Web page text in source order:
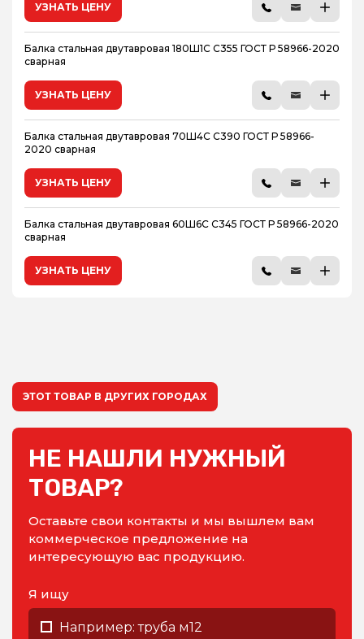
УЗНАТЬ ЦЕНУ
Балка стальная двутавровая 180Ш1С С355 ГОСТ Р 58966-2020
сварная
УЗНАТЬ ЦЕНУ
Балка стальная двутавровая 70Ш4С С390 ГОСТ Р 58966-
2020 сварная
УЗНАТЬ ЦЕНУ
Балка стальная двутавровая 60Ш6С С345 ГОСТ Р 58966-2020
сварная
УЗНАТЬ ЦЕНУ
ЭТОТ ТОВАР В ДРУГИХ ГОРОДАХ
НЕ НАШЛИ НУЖНЫЙ
ТОВАР?
Оставьте свои контакты и мы вышлем вам
коммерческое предложение на
интересующую вас продукцию.
Я ищу